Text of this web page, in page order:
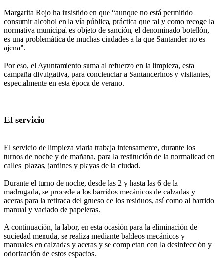
Margarita Rojo ha insistido en que “aunque no está permitido
consumir alcohol en la vía pública, práctica que tal y como recoge la
normativa municipal es objeto de sanción, el denominado botellón,
es una problemática de muchas ciudades a la que Santander no es
ajena”.
Por eso, el Ayuntamiento suma al refuerzo en la limpieza, esta
campaña divulgativa, para concienciar a Santanderinos y visitantes,
especialmente en esta época de verano.
El servicio
El servicio de limpieza viaria trabaja intensamente, durante los
turnos de noche y de mañana, para la restitución de la normalidad en
calles, plazas, jardines y playas de la ciudad.
Durante el turno de noche, desde las 2 y hasta las 6 de la
madrugada, se procede a los barridos mecánicos de calzadas y
aceras para la retirada del grueso de los residuos, así como al barrido
manual y vaciado de papeleras.
A continuación, la labor, en esta ocasión para la eliminación de
suciedad menuda, se realiza mediante baldeos mecánicos y
manuales en calzadas y aceras y se completan con la desinfección y
odorización de estos espacios.